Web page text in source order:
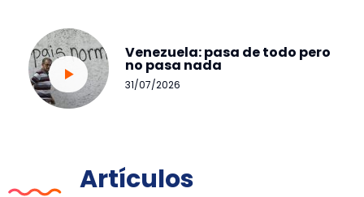
Venezuela: pasa de todo pero
no pasa nada
31/07/2026
Artículos